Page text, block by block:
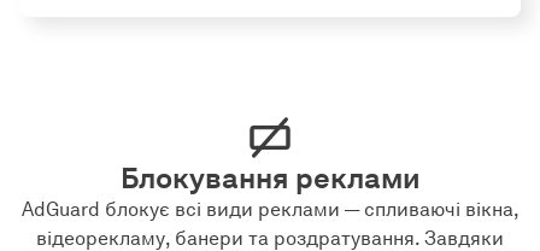
Блокування реклами
AdGuard блокує всі види реклами — спливаючі вікна,
відеорекламу, банери та роздратування. Завдяки